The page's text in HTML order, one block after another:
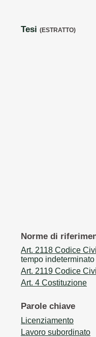
Tesi (ESTRATTO)
Norme di
Art. 2118 Codice
tempo indeterminato
Art. 2119 Codice
Art. 4 Costituzione
Parole chiave
Licenziamento
Lavoro subordinato